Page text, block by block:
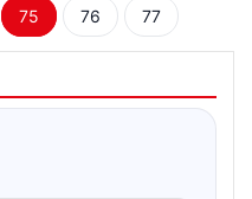
75 76
77